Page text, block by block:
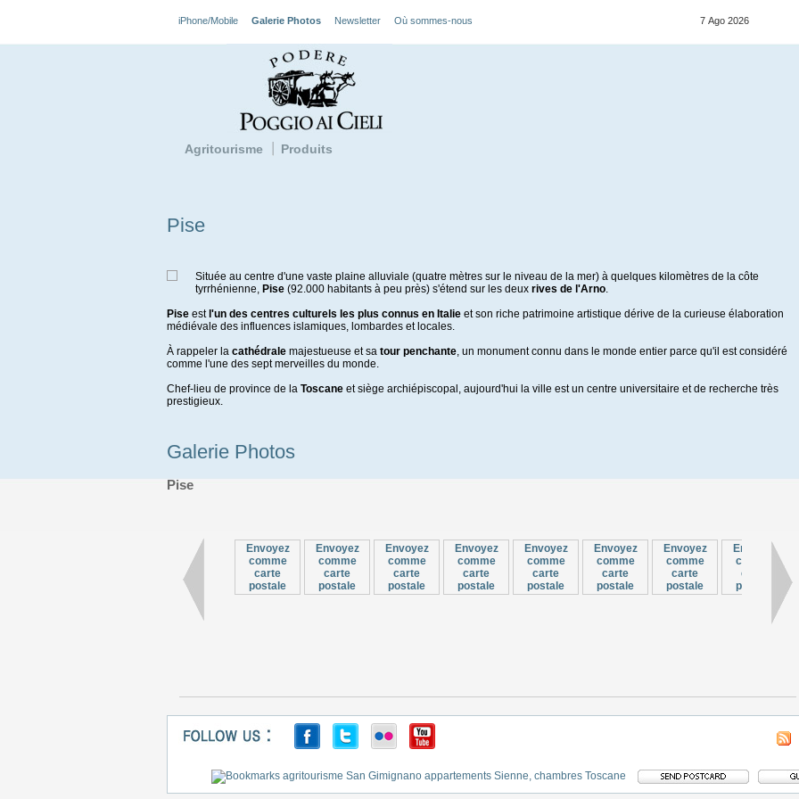
iPhone/Mobile Galerie Photos Newsletter Où sommes-nous 7 Ago 2026
Agritourisme Produits
Pise
Située au centre d'une vaste plaine alluviale (quatre mètres sur le niveau de la mer) à quelques kilomètres de la côte
tyrrhénienne, Pise (92.000 habitants à peu près) s'étend sur les deux rives de l'Arno.
Pise est l'un des centres culturels les plus connus en Italie et son riche patrimoine artistique dérive de la curieuse élaboration
médiévale des influences islamiques, lombardes et locales.
À rappeler la cathédrale majestueuse et sa tour penchante, un monument connu dans le monde entier parce qu'il est considéré
comme l'une des sept merveilles du monde.
Chef-lieu de province de la Toscane et siège archiépiscopal, aujourd'hui la ville est un centre universitaire et de recherche très
prestigieux.
Galerie Photos
Pise
Envoyez
comme
carte
postale
Envoyez
comme
carte
postale
Envoyez
comme
carte
postale
Envoyez
comme
carte
postale
Envoyez
comme
carte
postale
Envoyez
comme
carte
postale
Envoyez
comme
carte
postale
Envoyez
comme
carte
postale